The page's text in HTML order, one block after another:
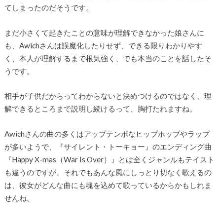
てしまったのだそうです。
まだ小さくて起きたことの意味が理解できなかった娘さんに
も、Awichさんは誤魔化したりせず、できる限りわかりやす
く、本人が理解するまで根気強く、でも本当のことを話したそ
うです。
相手が子供だからってわからないと決めつけるのではなく、理
解できるところまで説明し続けるって、胸打たれますね。
Awichさんの曲の多くはアップテンポなヒップホップやラップ
が多いようで、『サイレント・トーキョー』のエンディング曲
『Happy X-mas（War Is Over）』とは全くジャンルもテイスト
も違うのですが、それでもあんな風にしっとり切なく歌えるの
は、彼女がどんな曲にも魂を込めて歌っているからかもしれま
せんね。